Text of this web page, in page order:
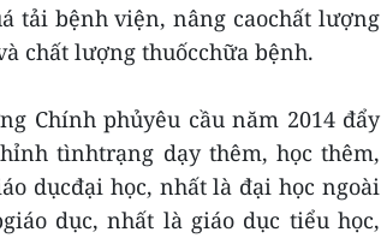
tải bệnh viện, nâng caochất lượng
chất lượng thuốcchữa bệnh.
Chính phủyêu cầu năm 2014 đẩy
tìnhtrạng dạy thêm, học thêm,
dụcđại học, nhất là đại học ngoài
dục, nhất là giáo dục tiểu học,